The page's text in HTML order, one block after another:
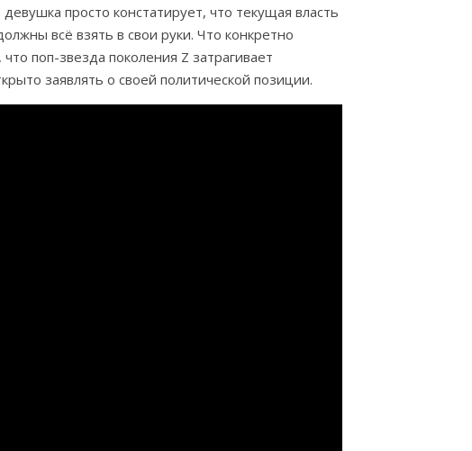
просто констатирует, что текущая власть
всё взять в свои руки. Что конкретно
поп-звезда поколения Z затрагивает
заявлять о своей политической позиции.